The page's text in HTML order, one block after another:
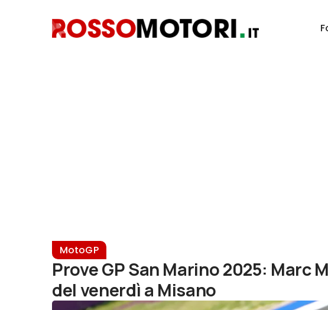
MotoGP
Prove GP San Marino 2025: Marc
del venerdì a Misano